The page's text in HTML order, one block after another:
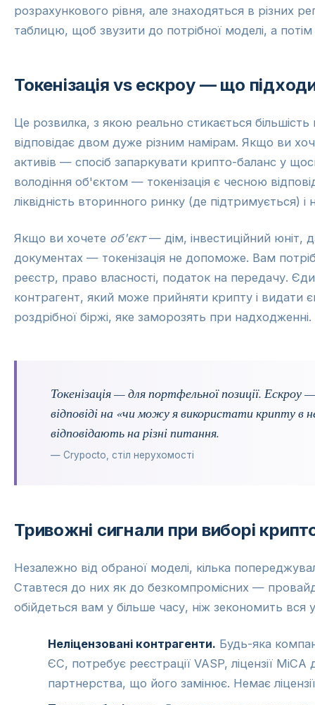
розрахункового рівня, але знаходяться в різних
таблицю, щоб звузити до потрібної моделі, а
Токенізація vs ескроу — що
Це розвилка, з якою реально стикається
відповідає двом дуже різним намірам. Якщо ви
активів — спосіб запаркувати крипто-баланс у
володіння об'єктом — токенізація є чесною
ліквідність вторинного ринку (де підтримується) і
Якщо ви хочете об'єкт— дім, інвестиційний юніт,
документах — токенізація не допоможе. Вам
реєстр, право власності, податок на передачу.
контрагент, який може прийняти крипту і видати
роздрібної біржі, яке заморозять при
Токенізація — для портфельної позиції.
відповіді на «чи можу я використати крипту в
відповідають на різні питання.
— Crypocto, стіл нерухомості
Тривожні сигнали при виборі
Незалежно від обраної моделі, кілька
Ставтеся до них як до безкомпромісних —
обійдеться вам у більше часу, ніж зекономить вся
Неліцензовані контрагенти. Будь-яка
ЄС, потребує реєстрації VASP, ліцензії
партнерства, що його замінює. Немає